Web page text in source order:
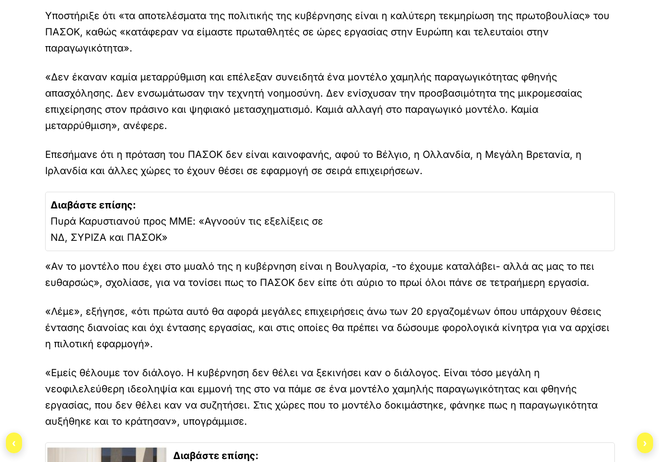
Υποστήριξε ότι «τα αποτελέσματα της πολιτικής της κυβέρνησης είναι η καλύτερη τεκμηρίωση της πρωτοβουλίας» του
ΠΑΣΟΚ, καθώς «κατάφεραν να είμαστε πρωταθλητές σε ώρες εργασίας στην Ευρώπη και τελευταίοι στην
παραγωγικότητα».
«Δεν έκαναν καμία μεταρρύθμιση και επέλεξαν συνειδητά ένα μοντέλο χαμηλής παραγωγικότητας φθηνής
απασχόλησης. Δεν ενσωμάτωσαν την τεχνητή νοημοσύνη. Δεν ενίσχυσαν την προσβασιμότητα της μικρομεσαίας
επιχείρησης στον πράσινο και ψηφιακό μετασχηματισμό. Καμιά αλλαγή στο παραγωγικό μοντέλο. Καμία
μεταρρύθμιση», ανέφερε.
Επεσήμανε ότι η πρόταση του ΠΑΣΟΚ δεν είναι καινοφανής, αφού το Βέλγιο, η Ολλανδία, η Μεγάλη Βρετανία, η
Ιρλανδία και άλλες χώρες το έχουν θέσει σε εφαρμογή σε σειρά επιχειρήσεων.
Διαβάστε επίσης:
Πυρά Καρυστιανού προς ΜΜΕ: «Αγνοούν τις εξελίξεις σε
ΝΔ, ΣΥΡΙΖΑ και ΠΑΣΟΚ»
«Αν το μοντέλο που έχει στο μυαλό της η κυβέρνηση είναι η Βουλγαρία, -το έχουμε καταλάβει- αλλά ας μας το πει
ευθαρσώς», σχολίασε, για να τονίσει πως το ΠΑΣΟΚ δεν είπε ότι αύριο το πρωί όλοι πάνε σε τετραήμερη εργασία.
«Λέμε», εξήγησε, «ότι πρώτα αυτό θα αφορά μεγάλες επιχειρήσεις άνω των 20 εργαζομένων όπου υπάρχουν θέσεις
έντασης διανοίας και όχι έντασης εργασίας, και στις οποίες θα πρέπει να δώσουμε φορολογικά κίνητρα για να αρχίσει
η πιλοτική εφαρμογή».
«Εμείς θέλουμε τον διάλογο. Η κυβέρνηση δεν θέλει να ξεκινήσει καν ο διάλογος. Είναι τόσο μεγάλη η
νεοφιλελεύθερη ιδεοληψία και εμμονή της στο να πάμε σε ένα μοντέλο χαμηλής παραγωγικότητας και φθηνής
εργασίας, που δεν θέλει καν να συζητήσει. Στις χώρες που το μοντέλο δοκιμάστηκε, φάνηκε πως η παραγωγικότητα
αυξήθηκε και το κράτησαν», υπογράμμισε.
Διαβάστε επίσης:
‹ ›